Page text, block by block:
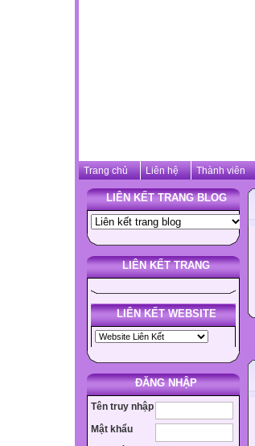
Trang chủ Liên hệ Thành viên
LIÊN KẾT TRANG BLOG
LIÊN KẾT TRANG
LIÊN KẾT WEBSITE
ĐĂNG NHẬP
Tên truy nhập
Mật khẩu